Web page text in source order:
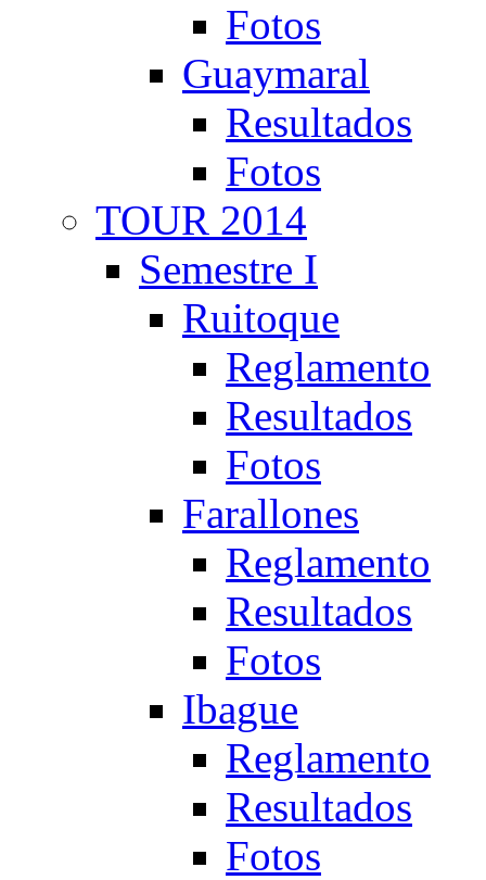
Fotos
Guaymaral
Resultados
Fotos
TOUR 2014
Semestre I
Ruitoque
Reglamento
Resultados
Fotos
Farallones
Reglamento
Resultados
Fotos
Ibague
Reglamento
Resultados
Fotos